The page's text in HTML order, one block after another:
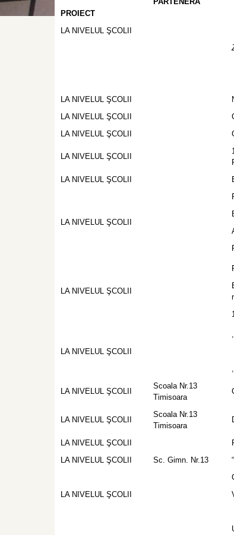
PROIECT
LA NIVELUL ŞCOLII
LA NIVELUL ŞCOLII
LA NIVELUL ŞCOLII
LA NIVELUL ŞCOLII
LA NIVELUL ŞCOLII
LA NIVELUL ŞCOLII
LA NIVELUL ŞCOLII
LA NIVELUL ŞCOLII
LA NIVELUL ŞCOLII
LA NIVELUL ŞCOLII
Scoala Nr.13
Timisoara
LA NIVELUL ŞCOLII
Scoala Nr.13
Timisoara
LA NIVELUL ŞCOLII
LA NIVELUL ŞCOLII
Sc. Gimn. Nr.13
LA NIVELUL ŞCOLII